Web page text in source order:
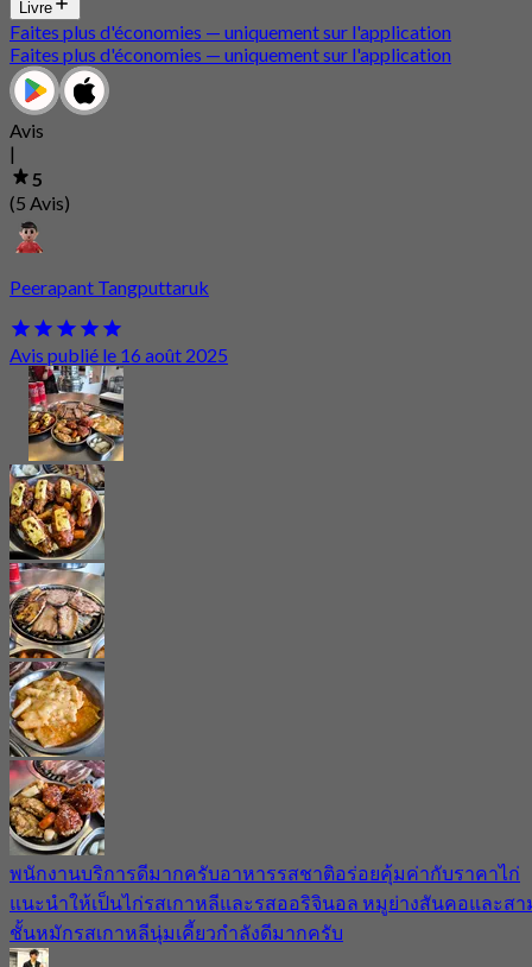
Livre
Faites plus d'économies — uniquement sur l'application
Faites plus d'économies — uniquement sur l'application
Avis
|
5
(5 Avis)
Peerapant Tangputtaruk
Avis publié le 16 août 2025
พนักงานบริการดีมากครับอาหารรสชาติอร่อยคุ้มค่ากับราคาไก่
แนะนำให้เป็นไก่รสเกาหลีและรสออริจินอล หมูย่างสันคอและสา
ชั้นหมักรสเกาหลีนุ่มเคี้ยวกำลังดีมากครับ